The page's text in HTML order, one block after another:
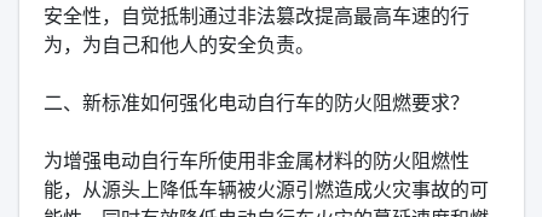
安全性，自觉抵制通过非法篡改提高最高车速的行
为，为自己和他人的安全负责。
二、新标准如何强化电动自行车的防火阻燃要求？
为增强电动自行车所使用非金属材料的防火阻燃性
能，从源头上降低车辆被火源引燃造成火灾事故的可